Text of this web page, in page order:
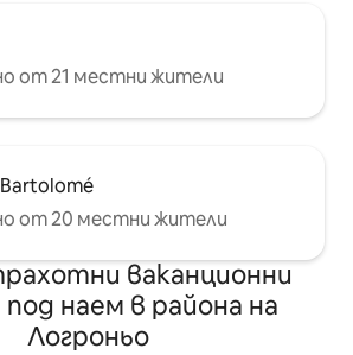
от 21 местни жители
Bartolomé
от 20 местни жители
ваканционни
наем в района на
Логроньо